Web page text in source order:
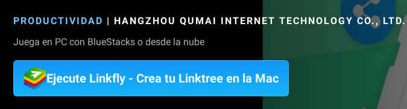
PRODUCTIVIDAD | HANGZHOU QUMAI INTERNET TECHNOLOGY CO., LTD.
Juega en PC con BlueStacks o desde la nube
Ejecute Linkfly - Crea tu Linktree en la Mac